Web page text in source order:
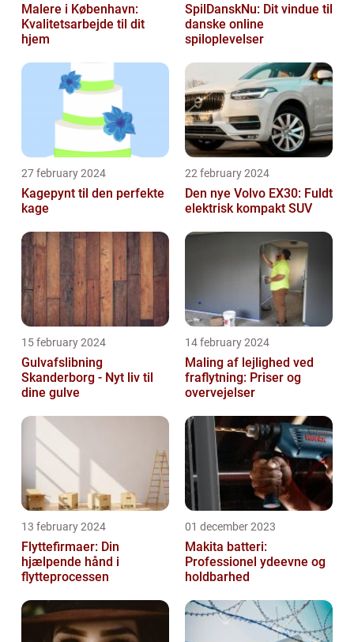
Malere i København:
Kvalitetsarbejde til dit
hjem
SpilDanskNu: Dit vindue til
danske online
spiloplevelser
27 february 2024
Kagepynt til den perfekte
kage
22 february 2024
Den nye Volvo EX30: Fuldt
elektrisk kompakt SUV
15 february 2024
Gulvafslibning
Skanderborg - Nyt liv til
dine gulve
14 february 2024
Maling af lejlighed ved
fraflytning: Priser og
overvejelser
13 february 2024
Flyttefirmaer: Din
hjælpende hånd i
flytteprocessen
01 december 2023
Makita batteri:
Professionel ydeevne og
holdbarhed